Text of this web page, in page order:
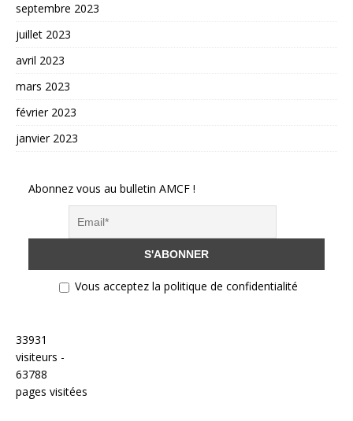
septembre 2023
juillet 2023
avril 2023
mars 2023
février 2023
janvier 2023
Abonnez vous au bulletin AMCF !
Vous acceptez la politique de confidentialité
33931
visiteurs -
63788
pages visitées